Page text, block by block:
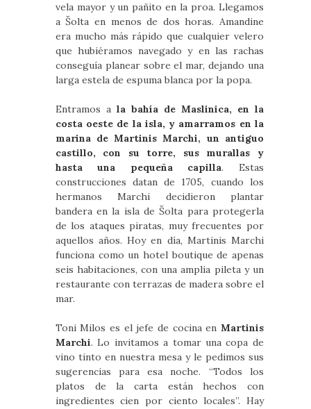
vela mayor y un pañito en la proa. Llegamos
a Šolta en menos de dos horas. Amandine
era mucho más rápido que cualquier velero
que hubiéramos navegado y en las rachas
conseguía planear sobre el mar, dejando una
larga estela de espuma blanca por la popa.
Entramos a la bahía de Maslinica, en la
costa oeste de la isla, y amarramos en la
marina de Martinis Marchi, un antiguo
castillo, con su torre, sus murallas y
hasta una pequeña capilla. Estas
construcciones datan de 1705, cuando los
hermanos Marchi decidieron plantar
bandera en la isla de Šolta para protegerla
de los ataques piratas, muy frecuentes por
aquellos años. Hoy en día, Martinis Marchi
funciona como un hotel boutique de apenas
seis habitaciones, con una amplia pileta y un
restaurante con terrazas de madera sobre el
mar.
Toni Milos es el jefe de cocina en Martinis
Marchi. Lo invitamos a tomar una copa de
vino tinto en nuestra mesa y le pedimos sus
sugerencias para esa noche. “Todos los
platos de la carta están hechos con
ingredientes cien por ciento locales”. Hay